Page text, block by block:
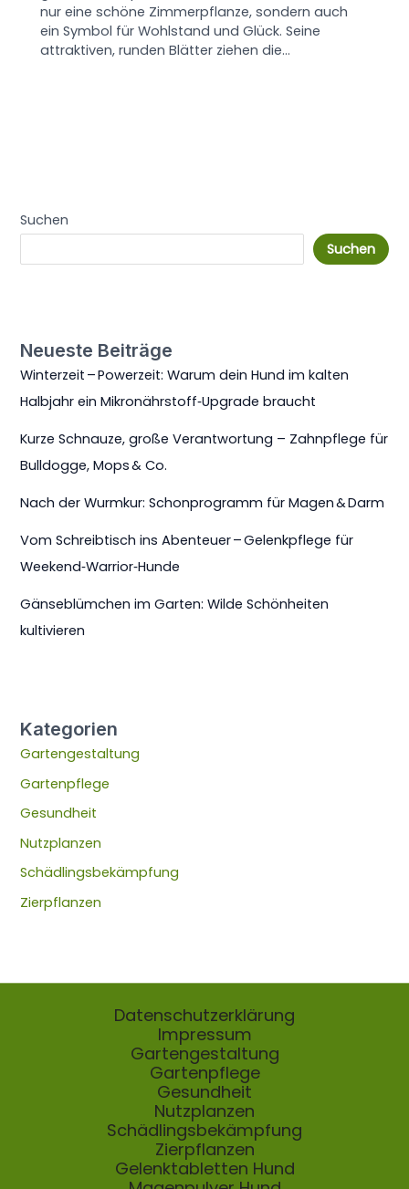
nur eine schöne Zimmerpflanze, sondern auch
ein Symbol für Wohlstand und Glück. Seine
attraktiven, runden Blätter ziehen die…
Suchen
Suchen
Neueste Beiträge
Winterzeit – Powerzeit: Warum dein Hund im kalten
Halbjahr ein Mikronährstoff‑Upgrade braucht
Kurze Schnauze, große Verantwortung – Zahnpflege für
Bulldogge, Mops & Co.
Nach der Wurmkur: Schonprogramm für Magen & Darm
Vom Schreibtisch ins Abenteuer – Gelenkpflege für
Weekend‑Warrior‑Hunde
Gänseblümchen im Garten: Wilde Schönheiten
kultivieren
Kategorien
Gartengestaltung
Gartenpflege
Gesundheit
Nutzplanzen
Schädlingsbekämpfung
Zierpflanzen
Datenschutzerklärung
Impressum
Gartengestaltung
Gartenpflege
Gesundheit
Nutzplanzen
Schädlingsbekämpfung
Zierpflanzen
Gelenktabletten Hund